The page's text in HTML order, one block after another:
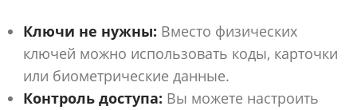
Ключи не нужны: Вместо физических
ключей можно использовать коды, карточки
или биометрические данные.
Контроль доступа: Вы можете настроить